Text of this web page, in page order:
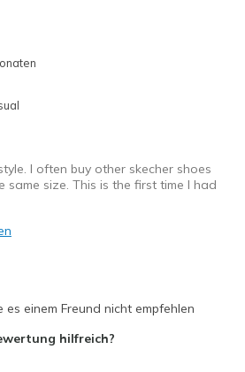
true to size
are for Wearing
I often buy other skecher shoes
size. This is the first time I had
half size too small
es einem Freund nicht empfehlen
hilfreich?